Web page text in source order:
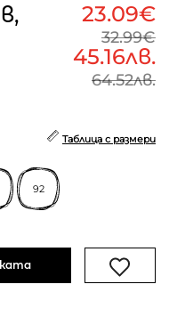
23.09€
32.99€
45.16лв.
64.52лв.
Таблица с размери
92